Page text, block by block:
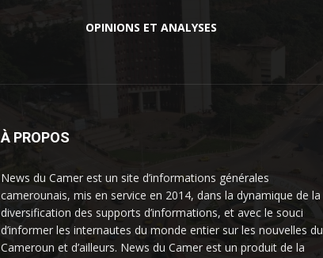
OPINIONS ET ANALYSES
À PROPOS
News du Camer est un site d’informations générales
camerounais, mis en service en 2014, dans la dynamique de la
diversification des supports d’informations, et avec le souci
d’informer les internautes du monde entier sur les nouvelles du
Cameroun et d’ailleurs. News du Camer est un produit de la